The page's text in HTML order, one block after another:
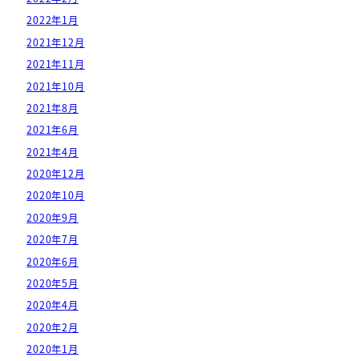
2022年1月
2021年12月
2021年11月
2021年10月
2021年8月
2021年6月
2021年4月
2020年12月
2020年10月
2020年9月
2020年7月
2020年6月
2020年5月
2020年4月
2020年2月
2020年1月